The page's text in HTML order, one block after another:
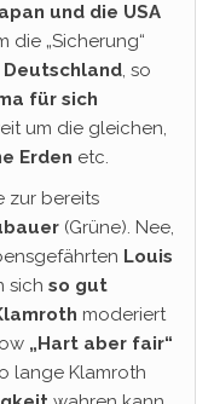
und die USA
die „Sicherung“
Deutschland, so
für sich
um die gleichen,
Erden etc.
zur bereits
(Grüne). Nee,
Louis
sich so gut
moderiert
„Hart aber fair“
lange Klamroth